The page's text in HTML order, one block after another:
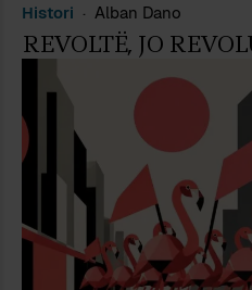
Histori Alban Dano
REVOLTË, JO